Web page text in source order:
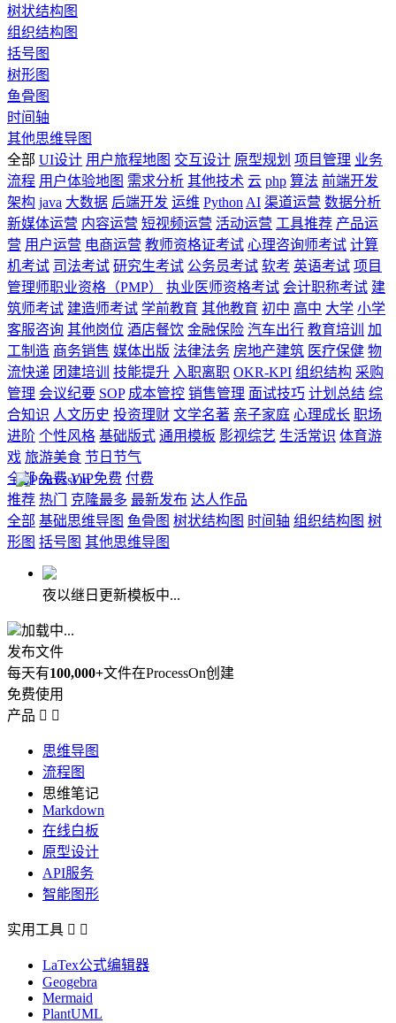
树状结构图
组织结构图
括号图
树形图
鱼骨图
时间轴
其他思维导图
全部 UI设计 用户旅程地图 交互设计 原型规划 项目管理 业务
流程 用户体验地图 需求分析 其他技术 云 php 算法 前端开发
架构 java 大数据 后端开发 运维 Python AI 渠道运营 数据分析
新媒体运营 内容运营 短视频运营 活动运营 工具推荐 产品运
营 用户运营 电商运营 教师资格证考试 心理咨询师考试 计算
机考试 司法考试 研究生考试 公务员考试 软考 英语考试 项目
管理师职业资格（PMP）
执业医师资格考试 会计职称考试 建
筑师考试 建造师考试 学前教育 其他教育 初中 高中 大学 小学
客服咨询 其他岗位 酒店餐饮 金融保险 汽车出行 教育培训
加
工制造 商务销售 媒体出版 法律法务 房地产建筑 医疗保健 物
流快递 团建培训 技能提升 入职离职 OKR-KPI 组织结构 采购
管理 会议纪要 SOP 成本管控 销售管理 面试技巧 计划总结 综
合知识 人文历史 投资理财 文学名著 亲子家庭 心理成长 职场
进阶 个性风格 基础版式 通用模板 影视综艺 生活常识 体育游
戏 旅游美食 节日节气
全部 免费 VIP免费 付费
推荐 热门 克隆最多 最新发布 达人作品
全部 基础思维导图 鱼骨图 树状结构图 时间轴 组织结构图 树
形图 括号图 其他思维导图
夜以继日更新模板中...
加载中...
发布文件
每天有100,000+文件在ProcessOn创建
免费使用
产品  
思维导图
流程图
思维笔记
Markdown
在线白板
原型设计
API服务
智能图形
实用工具  
LaTex公式编辑器
Geogebra
Mermaid
PlantUML